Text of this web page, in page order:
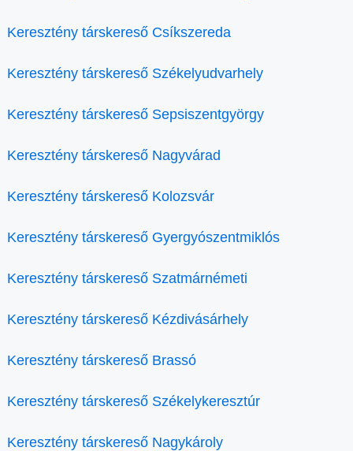
Keresztény társkereső Csíkszereda
Keresztény társkereső Székelyudvarhely
Keresztény társkereső Sepsiszentgyörgy
Keresztény társkereső Nagyvárad
Keresztény társkereső Kolozsvár
Keresztény társkereső Gyergyószentmiklós
Keresztény társkereső Szatmárnémeti
Keresztény társkereső Kézdivásárhely
Keresztény társkereső Brassó
Keresztény társkereső Székelykeresztúr
Keresztény társkereső Nagykároly